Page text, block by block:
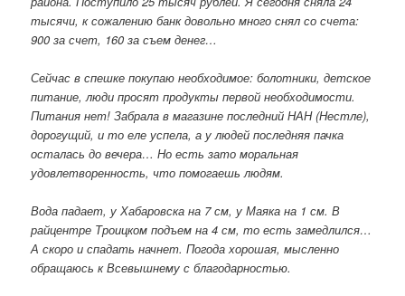
тысячи, к сожалению банк довольно много снял со счета:
900 за счет, 160 за съем денег…
Сейчас в спешке покупаю необходимое: болотники, детское
питание, люди просят продукты первой необходимости.
Питания нет! Забрала в магазине последний НАН (Нестле),
дорогущий, и то еле успела, а у людей последняя пачка
осталась до вечера… Но есть зато моральная
удовлетворенность, что помогаешь людям.
Вода падает, у Хабаровска на 7 см, у Маяка на 1 см. В
райцентре Троицком подъем на 4 см, то есть замедлился…
А скоро и спадать начнет. Погода хорошая, мысленно
обращаюсь к Всевышнему с благодарностью.